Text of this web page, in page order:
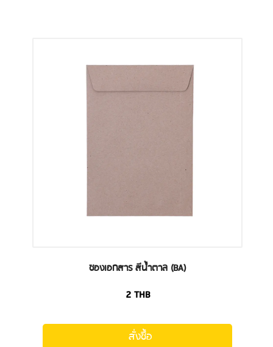
ซองเอกสาร สีน้ำตาล (BA)
2 THB
สั่งซื้อ